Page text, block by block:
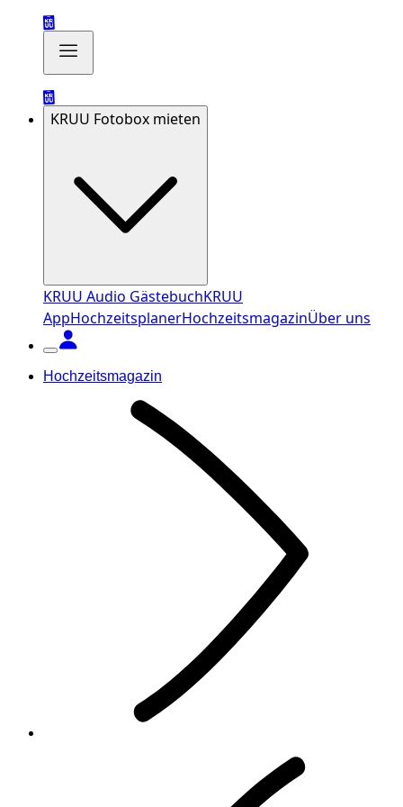
KRUU Fotobox mieten
KRUU Audio GästebuchKRUU
AppHochzeitsplanerHochzeitsmagazinÜber uns
Hochzeitsmagazin